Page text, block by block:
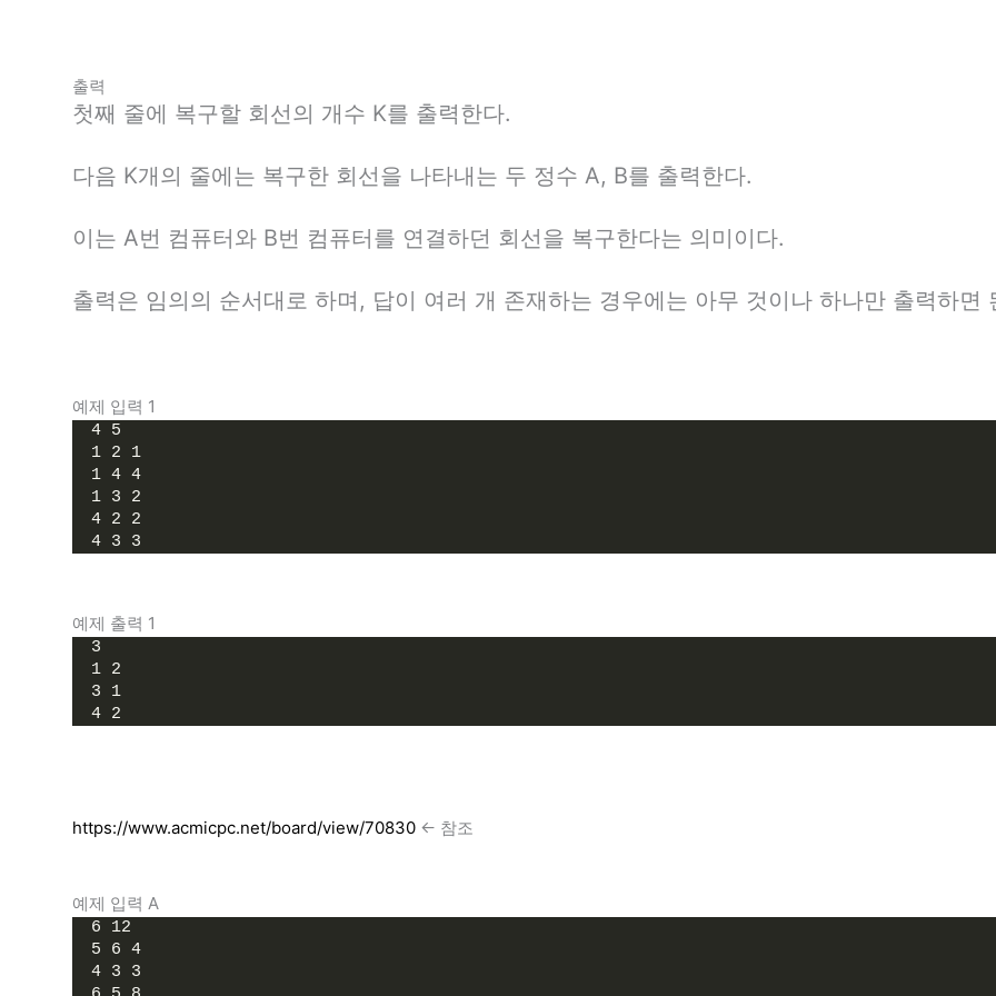
출력
첫째 줄에 복구할 회선의 개수 K를 출력한다.
다음 K개의 줄에는 복구한 회선을 나타내는 두 정수 A, B를 출력한다.
이는 A번 컴퓨터와 B번 컴퓨터를 연결하던 회선을 복구한다는 의미이다.
출력은 임의의 순서대로 하며, 답이 여러 개 존재하는 경우에는 아무 것이나 하나만 출력하면
예제 입력 1
4 5
1 2 1
1 4 4
1 3 2
4 2 2
4 3 3
예제 출력 1
3
1 2
3 1
4 2
https://www.acmicpc.net/board/view/70830 <- 참조
예제 입력 A
6 12
5 6 4
4 3 3